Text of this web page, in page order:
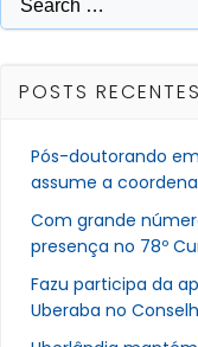
for:
POSTS RECENTES
Pós-doutorando
assume a
Com grande
presença no 78º
Fazu participa da
Uberaba no